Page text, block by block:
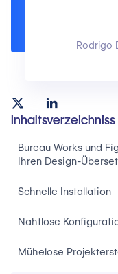
Rodrigo
Inhaltsverzeichniss
Bureau Works und
Ihren Design-
Schnelle Installation
Nahtlose
Mühelose